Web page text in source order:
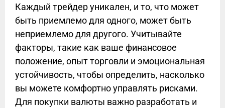
Каждый трейдер уникален, и то, что может
быть приемлемо для одного, может быть
неприемлемо для другого. Учитывайте
факторы, такие как ваше финансовое
положение, опыт торговли и эмоциональная
устойчивость, чтобы определить, насколько
вы можете комфортно управлять рисками.
Для покупки валюты важно разработать и